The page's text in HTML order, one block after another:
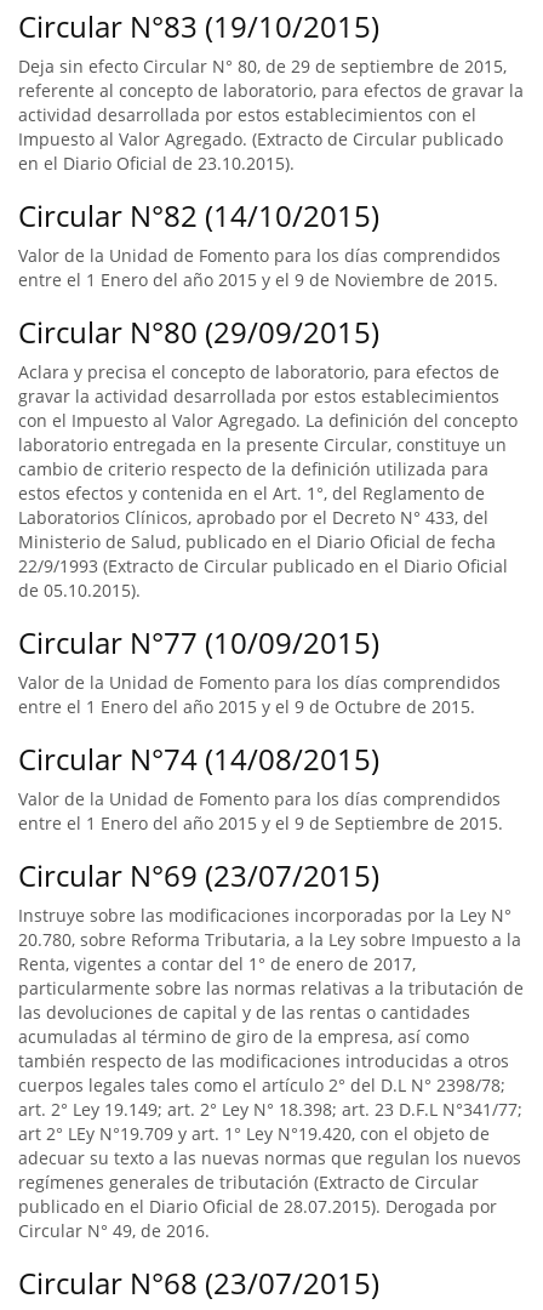
Circular N°83 (19/10/2015)
Deja sin efecto Circular N° 80, de 29 de septiembre de 2015,
referente al concepto de laboratorio, para efectos de gravar la
actividad desarrollada por estos establecimientos con el
Impuesto al Valor Agregado. (Extracto de Circular publicado
en el Diario Oficial de 23.10.2015).
Circular N°82 (14/10/2015)
Valor de la Unidad de Fomento para los días comprendidos
entre el 1 Enero del año 2015 y el 9 de Noviembre de 2015.
Circular N°80 (29/09/2015)
Aclara y precisa el concepto de laboratorio, para efectos de
gravar la actividad desarrollada por estos establecimientos
con el Impuesto al Valor Agregado. La definición del concepto
laboratorio entregada en la presente Circular, constituye un
cambio de criterio respecto de la definición utilizada para
estos efectos y contenida en el Art. 1°, del Reglamento de
Laboratorios Clínicos, aprobado por el Decreto N° 433, del
Ministerio de Salud, publicado en el Diario Oficial de fecha
22/9/1993 (Extracto de Circular publicado en el Diario Oficial
de 05.10.2015).
Circular N°77 (10/09/2015)
Valor de la Unidad de Fomento para los días comprendidos
entre el 1 Enero del año 2015 y el 9 de Octubre de 2015.
Circular N°74 (14/08/2015)
Valor de la Unidad de Fomento para los días comprendidos
entre el 1 Enero del año 2015 y el 9 de Septiembre de 2015.
Circular N°69 (23/07/2015)
Instruye sobre las modificaciones incorporadas por la Ley N°
20.780, sobre Reforma Tributaria, a la Ley sobre Impuesto a la
Renta, vigentes a contar del 1° de enero de 2017,
particularmente sobre las normas relativas a la tributación de
las devoluciones de capital y de las rentas o cantidades
acumuladas al término de giro de la empresa, así como
también respecto de las modificaciones introducidas a otros
cuerpos legales tales como el artículo 2° del D.L N° 2398/78;
art. 2° Ley 19.149; art. 2° Ley N° 18.398; art. 23 D.F.L N°341/77;
art 2° LEy N°19.709 y art. 1° Ley N°19.420, con el objeto de
adecuar su texto a las nuevas normas que regulan los nuevos
regímenes generales de tributación (Extracto de Circular
publicado en el Diario Oficial de 28.07.2015). Derogada por
Circular N° 49, de 2016.
Circular N°68 (23/07/2015)